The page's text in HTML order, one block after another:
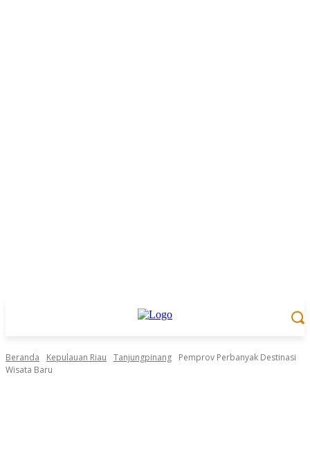
Beranda Kepulauan Riau Tanjungpinang
Pemprov Perbanyak Destinasi
Wisata Baru